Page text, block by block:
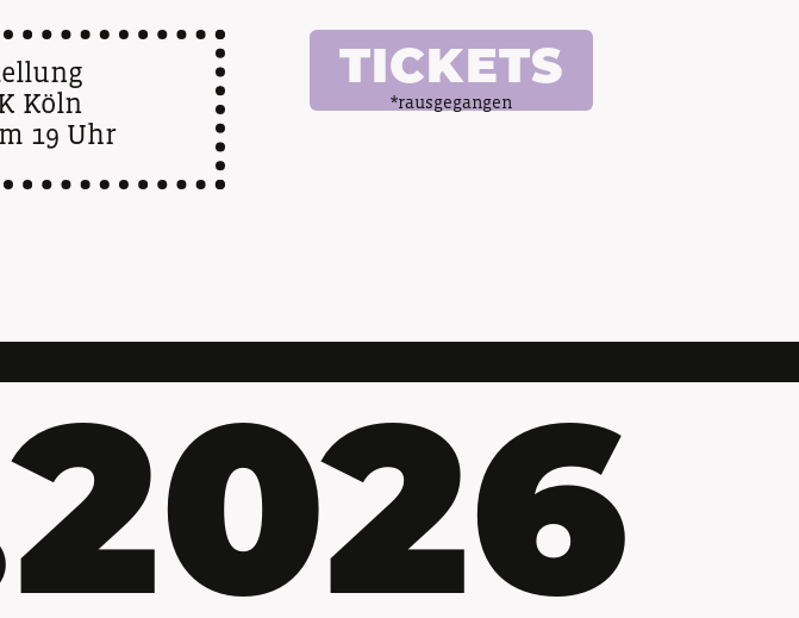
Köln
19 Uhr
TICKETS
*rausgegangen